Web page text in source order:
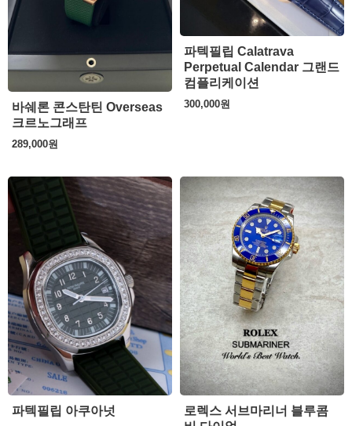
바쉐론 콘스탄틴 Overseas
크르노그래프
289,000원
파텍필립 Calatrava
Perpetual Calendar 그랜드
컴플리케이션
300,000원
파텍필립 아쿠아넛
로렉스 서브마리너 블루콤